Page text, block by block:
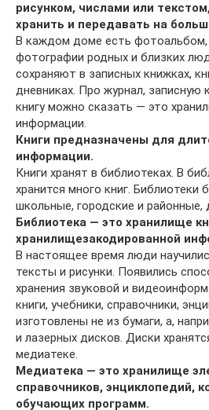
рисунком, числами или
хранить и передавать на
В каждом доме есть фотоальбом,
фотографии родных и близких
сохраняют в записных книжках,
дневниках. Про журнал, записную
книгу можно сказать — это
информации.
Книги предназначены для
информации.
Книги хранят в библиотеках. В
хранится много книг.
школьные, городские и районные,
Библиотека — это хранилище
хранилищезакодированной
В настоящее время люди
тексты и рисунки. Появились
хранения звуковой и
книги, учебники, справочники,
изготовлены не из бумаги, а,
и лазерных дисков. Диски
медиатеке.
Медиатека — это хранилище
справочников, энциклопедий,
обучающих программ.